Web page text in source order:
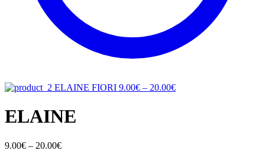
ELAINE FIORI 9.00€ – 20.00€Price
ELAINE
9.00€ – 20.00€Price